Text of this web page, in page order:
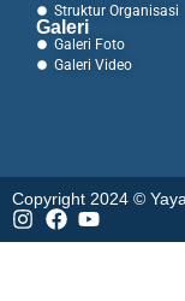
Struktur Organisasi
Galeri
Galeri Foto
Galeri Video
Copyright 2024 ©